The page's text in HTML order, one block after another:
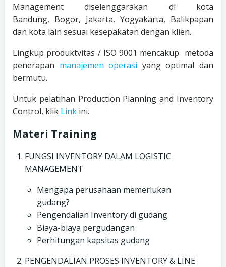
Management diselenggarakan di kota
Bandung, Bogor, Jakarta, Yogyakarta, Balikpapan
dan kota lain sesuai kesepakatan dengan klien.
Lingkup produktvitas / ISO 9001 mencakup metoda
penerapan manajemen operasi yang optimal dan
bermutu.
Untuk pelatihan Production Planning and Inventory
Control, klik Link ini.
Materi Training
FUNGSI INVENTORY DALAM LOGISTIC
MANAGEMENT
Mengapa perusahaan memerlukan
gudang?
Pengendalian Inventory di gudang
Biaya-biaya pergudangan
Perhitungan kapsitas gudang
PENGENDALIAN PROSES INVENTORY & LINE